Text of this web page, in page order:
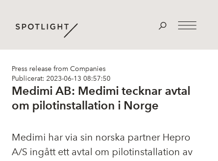
Press release from Companies
Publicerat: 2023-06-13 08:57:50
Medimi AB: Medimi tecknar avtal
om pilotinstallation i Norge
Medimi har via sin norska partner Hepro
A/S ingått ett avtal om pilotinstallation av